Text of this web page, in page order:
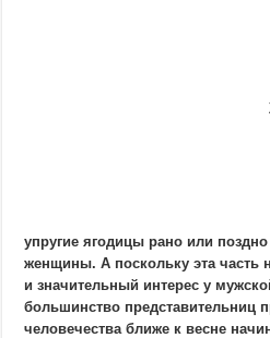
упругие ягодицы рано или
женщины. А поскольку эта часть
и значительный интерес у
большинство представительниц
человечества ближе к весне